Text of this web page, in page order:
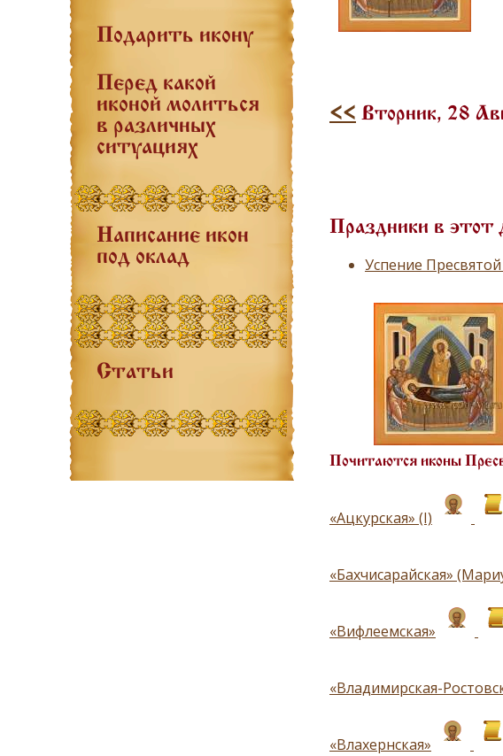
Подарить икону
Перед какой
иконой молиться
в различных
ситуациях
Написание икон
под оклад
Статьи
<< Вторник, 28
Праздники в этот
Успение
Почитаются иконы
«Ацкурская» (I)
«Бахчисарайская»
«Вифлеемская»
«Владимирская-
«Влахернская»